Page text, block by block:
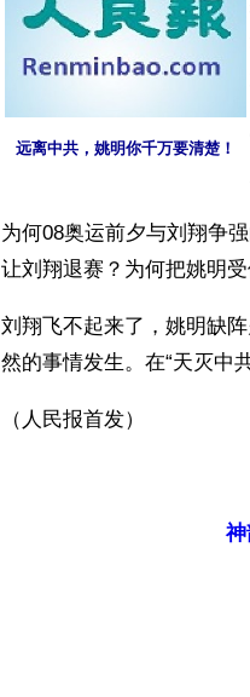
远离中共，姚明你千万要清楚！
为何08奥运前夕与刘翔争
让刘翔退赛？为何把姚明
刘翔飞不起来了，姚明缺
然的事情发生。在“天灭中
（人民报首发）